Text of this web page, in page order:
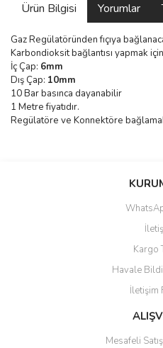
Ürün Bilgisi Yorumlar
Gaz Regülatöründen fıçıya
Karbondioksit bağlantısı yapmak
İç Çap: 6mm
Dış Çap: 10mm
10 Bar basınca dayanabilir
1 Metre fiyatıdır.
Regülatöre ve Konnektöre
Bu ürüne ilk
Ürün resmi kalitesiz, bozuk
Ürün açıklamasında eksik
Ürün bilgilerinde hatalar
Ürün fiyatı diğer sitelerden daha
Bu ürüne benzer farklı
Kargo
Havale
İletişim
Mesafeli